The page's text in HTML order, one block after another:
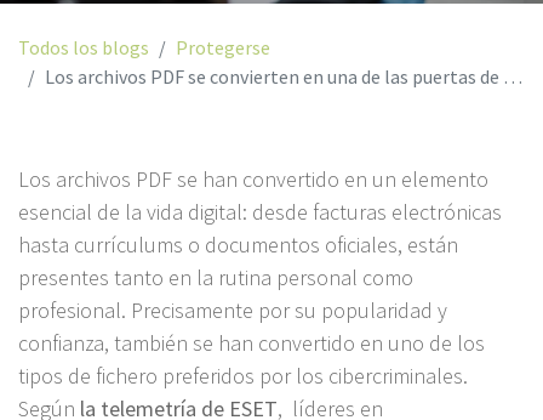
Todos los blogs
Protegerse
Los archivos PDF se convierten en una de las puertas de entrada preferidas para el ciberfraude
Los archivos PDF se han convertido en un elemento
esencial de la vida digital: desde facturas electrónicas
hasta currículums o documentos oficiales, están
presentes tanto en la rutina personal como
profesional. Precisamente por su popularidad y
confianza, también se han convertido en uno de los
tipos de fichero preferidos por los cibercriminales.
Según la telemetría de ESET, líderes en